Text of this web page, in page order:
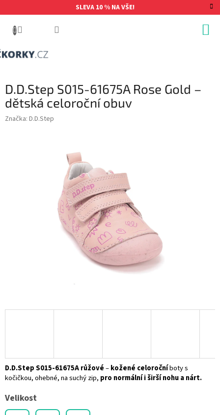
na
SLEVA 10 % NA VŠE!
D.D.Step S015-61675A Rose Gold –
dětská celoroční obuv
Značka: D.D.Step
Velikost
D.D.StepS015-61675A růžové–kožené celoročníboty s
kočičkou, ohebné, na suchý zip, pro normální i širší nohu a nárt.